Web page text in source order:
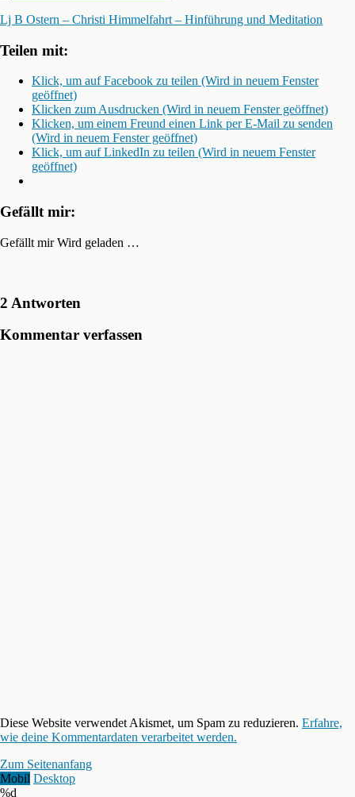
Lj B Ostern – Christi Himmelfahrt – Hinführung und Meditation
Teilen mit:
Klick, um auf Facebook zu teilen (Wird in neuem Fenster
geöffnet)
Klicken zum Ausdrucken (Wird in neuem Fenster geöffnet)
Klicken, um einem Freund einen Link per E-Mail zu senden
(Wird in neuem Fenster geöffnet)
Klick, um auf LinkedIn zu teilen (Wird in neuem Fenster
geöffnet)
Gefällt mir:
Gefällt mir Wird geladen …
2 Antworten
Kommentar verfassen
Diese Website verwendet Akismet, um Spam zu reduzieren. Erfahre,
wie deine Kommentardaten verarbeitet werden.
Zum Seitenanfang
Mobil Desktop
%d